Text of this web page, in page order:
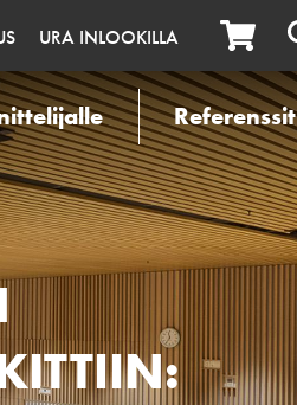
URA INLOOKILLA
Referenssit